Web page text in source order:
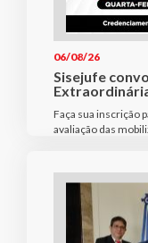
06/08/26
Sisejufe
Faça sua inscrição
avaliação das